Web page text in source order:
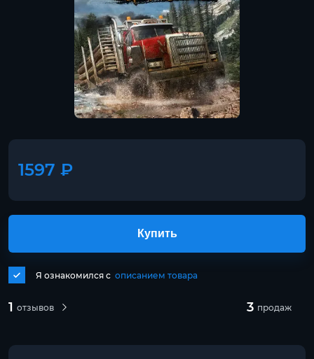
1597 ₽
1 отзывов 3 продаж
Я ознакомился с описанием товара
Купить